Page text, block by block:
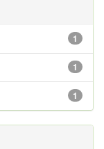
1
1
1